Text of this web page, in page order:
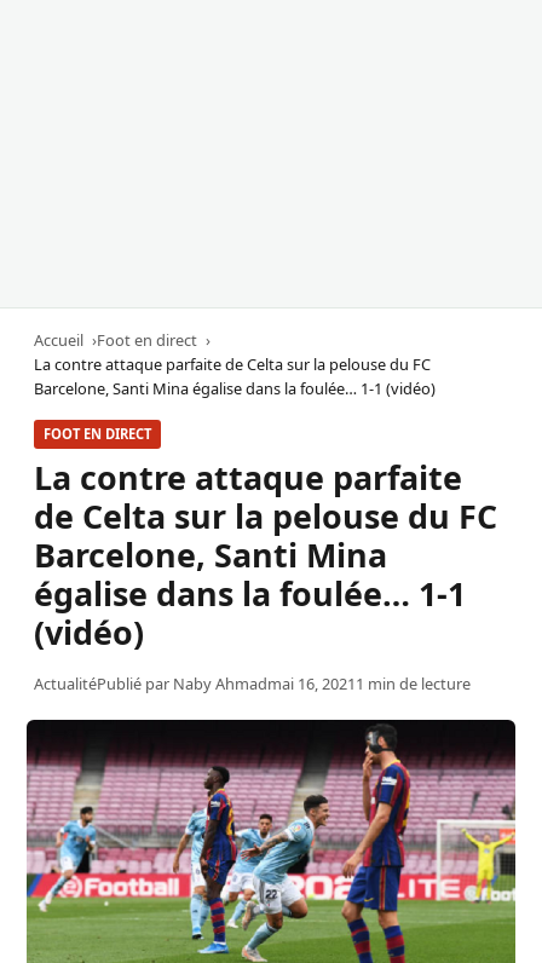
Accueil
Foot en direct
La contre attaque parfaite de Celta sur la pelouse du FC
Barcelone, Santi Mina égalise dans la foulée… 1-1 (vidéo)
FOOT EN DIRECT
La contre attaque parfaite
de Celta sur la pelouse du FC
Barcelone, Santi Mina
égalise dans la foulée… 1-1
(vidéo)
ActualitéPublié par Naby Ahmadmai 16, 20211 min de lecture